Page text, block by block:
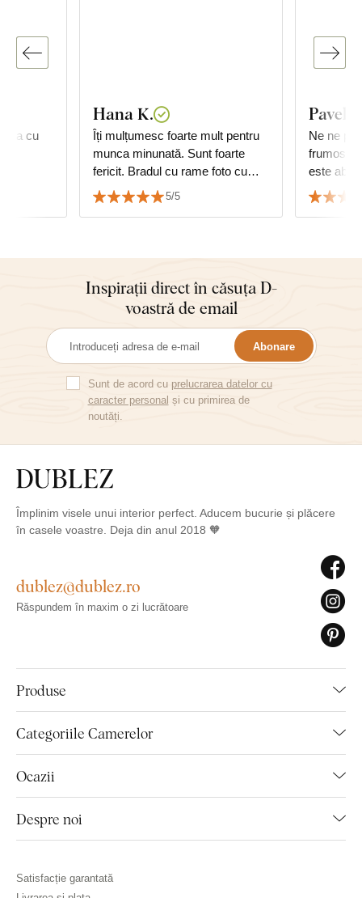
cu
Hana K.
Îți mulțumesc foarte mult pentru
munca minunată. Sunt foarte
fericit. Bradul cu rame foto cu
data nunții se potrivește perfect.
☺️👏👏👏👏👏👏👏
5/5
Pavel
Ne ne
frumos
este
de
Inspirații direct în căsuța D-
voastră de email
Abonare
Sunt de acord cu prelucrarea datelor cu
caracter personal și cu primirea de
noutăți.
Împlinim visele unui interior perfect. Aducem bucurie și plăcere
în casele voastre. Deja din anul 2018 🧡
Produse
Categoriile Camerelor
Ocazii
Despre noi
dublez@dublez.ro
Răspundem în maxim o zi lucrătoare
Satisfacție garantată